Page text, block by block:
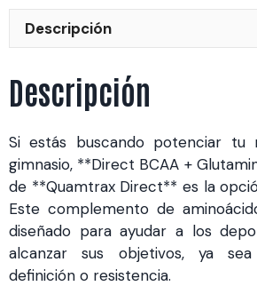
Descripción
Descripción
Si estás buscando potenciar tu
gimnasio, **Direct BCAA +
de **Quamtrax Direct** es la
Este complemento de
diseñado para ayudar a los
alcanzar sus objetivos, ya
definición o resistencia.